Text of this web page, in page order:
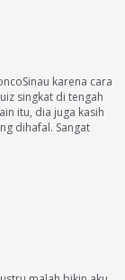
karena cara
singkat di tengah
itu, dia juga kasih
dihafal. Sangat